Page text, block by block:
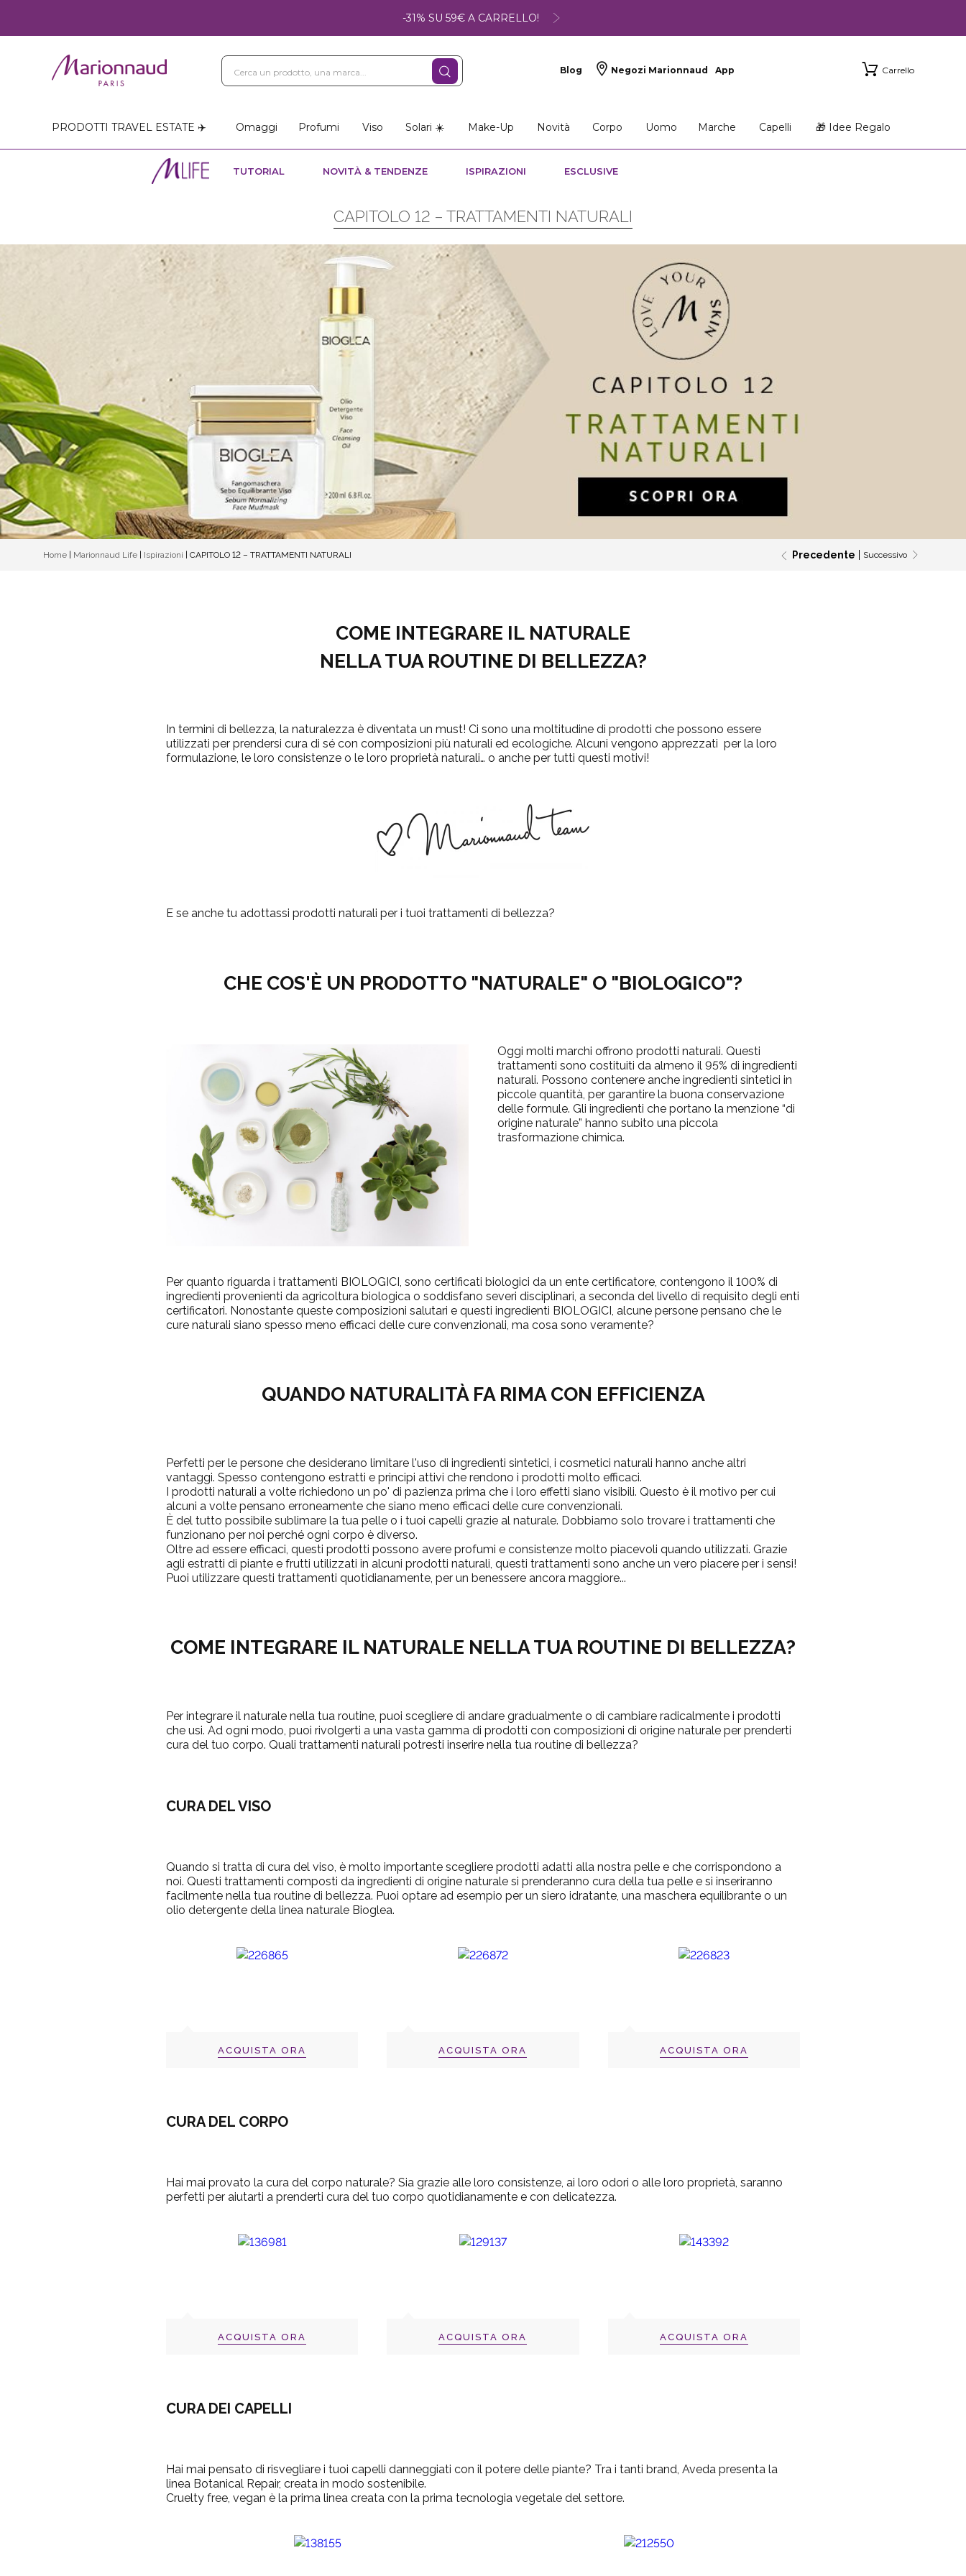
-31% SU 59€ A CARRELLO!
Blog Negozi Marionnaud App Carrello
PRODOTTI TRAVEL ESTATE ✈️ Omaggi Profumi Viso Solari ☀️ Make-Up Novità Corpo Uomo Marche Capelli 🎁 Idee Regalo
TUTORIAL NOVITÀ & TENDENZE ISPIRAZIONI ESCLUSIVE
CAPITOLO 12 – TRATTAMENTI NATURALI
Home Marionnaud Life Ispirazioni CAPITOLO 12 – TRATTAMENTI NATURALI Precedente Successivo
COME INTEGRARE IL NATURALE
NELLA TUA ROUTINE DI BELLEZZA?
In termini di bellezza, la naturalezza è diventata un must! Ci sono una moltitudine di prodotti che possono essere
utilizzati per prendersi cura di sé con composizioni più naturali ed ecologiche. Alcuni vengono apprezzati per la loro
formulazione, le loro consistenze o le loro proprietà naturali… o anche per tutti questi motivi!
E se anche tu adottassi prodotti naturali per i tuoi trattamenti di bellezza?
CHE COS'È UN PRODOTTO "NATURALE" O "BIOLOGICO"?
Oggi molti marchi offrono prodotti naturali. Questi
trattamenti sono costituiti da almeno il 95% di ingredienti
naturali. Possono contenere anche ingredienti sintetici in
piccole quantità, per garantire la buona conservazione
delle formule. Gli ingredienti che portano la menzione “di
origine naturale” hanno subito una piccola
trasformazione chimica.
Per quanto riguarda i trattamenti BIOLOGICI, sono certificati biologici da un ente certificatore, contengono il 100% di
ingredienti provenienti da agricoltura biologica o soddisfano severi disciplinari, a seconda del livello di requisito degli enti
certificatori. Nonostante queste composizioni salutari e questi ingredienti BIOLOGICI, alcune persone pensano che le
cure naturali siano spesso meno efficaci delle cure convenzionali, ma cosa sono veramente?
QUANDO NATURALITÀ FA RIMA CON EFFICIENZA
Perfetti per le persone che desiderano limitare l'uso di ingredienti sintetici, i cosmetici naturali hanno anche altri
vantaggi. Spesso contengono estratti e principi attivi che rendono i prodotti molto efficaci.
I prodotti naturali a volte richiedono un po' di pazienza prima che i loro effetti siano visibili. Questo è il motivo per cui
alcuni a volte pensano erroneamente che siano meno efficaci delle cure convenzionali.
È del tutto possibile sublimare la tua pelle o i tuoi capelli grazie al naturale. Dobbiamo solo trovare i trattamenti che
funzionano per noi perché ogni corpo è diverso.
Oltre ad essere efficaci, questi prodotti possono avere profumi e consistenze molto piacevoli quando utilizzati. Grazie
agli estratti di piante e frutti utilizzati in alcuni prodotti naturali, questi trattamenti sono anche un vero piacere per i sensi!
Puoi utilizzare questi trattamenti quotidianamente, per un benessere ancora maggiore...
COME INTEGRARE IL NATURALE NELLA TUA ROUTINE DI BELLEZZA?
Per integrare il naturale nella tua routine, puoi scegliere di andare gradualmente o di cambiare radicalmente i prodotti
che usi. Ad ogni modo, puoi rivolgerti a una vasta gamma di prodotti con composizioni di origine naturale per prenderti
cura del tuo corpo. Quali trattamenti naturali potresti inserire nella tua routine di bellezza?
CURA DEL VISO
Quando si tratta di cura del viso, è molto importante scegliere prodotti adatti alla nostra pelle e che corrispondono a
noi. Questi trattamenti composti da ingredienti di origine naturale si prenderanno cura della tua pelle e si inseriranno
facilmente nella tua routine di bellezza. Puoi optare ad esempio per un siero idratante, una maschera equilibrante o un
olio detergente della linea naturale Bioglea.
ACQUISTA ORA ACQUISTA ORA ACQUISTA ORA
CURA DEL CORPO
Hai mai provato la cura del corpo naturale? Sia grazie alle loro consistenze, ai loro odori o alle loro proprietà, saranno
perfetti per aiutarti a prenderti cura del tuo corpo quotidianamente e con delicatezza.
ACQUISTA ORA ACQUISTA ORA ACQUISTA ORA
CURA DEI CAPELLI
Hai mai pensato di risvegliare i tuoi capelli danneggiati con il potere delle piante? Tra i tanti brand, Aveda presenta la
linea Botanical Repair, creata in modo sostenibile.
Cruelty free, vegan è la prima linea creata con la prima tecnologia vegetale del settore.